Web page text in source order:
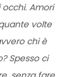
Amori
volte
chi è
Spesso ci